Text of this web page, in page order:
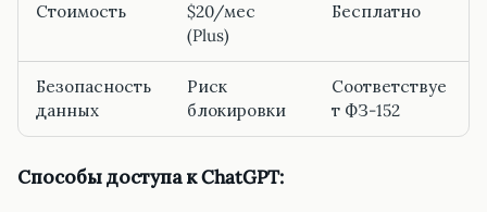
Стоимость
$20/мес
(Plus)
Бесплатно
Безопасность
данных
Риск
блокировки
Соответствуе
т ФЗ-152
Способы доступа к ChatGPT: